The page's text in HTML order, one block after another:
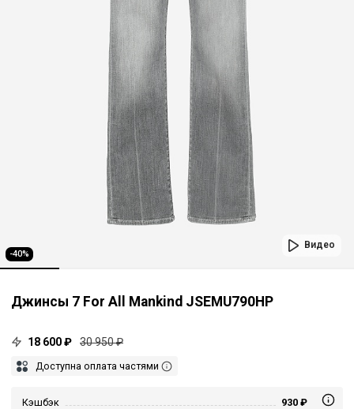
-40%
Видео
Джинсы 7 For All Mankind JSEMU790HP
18 600 ₽ 30 950 ₽
Доступна оплата частями
Кэшбэк
930 ₽